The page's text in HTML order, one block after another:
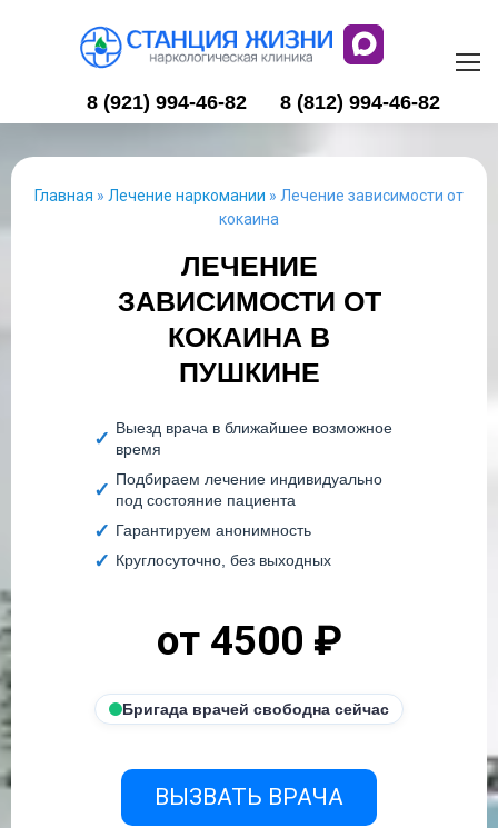
8 (921) 994-46-82 8 (812) 994-46-82
Главная » Лечение наркомании » Лечение зависимости от
кокаина
ЛЕЧЕНИЕ
ЗАВИСИМОСТИ ОТ
КОКАИНА В
ПУШКИНЕ
Выезд врача в ближайшее возможное
время
Подбираем лечение индивидуально
под состояние пациента
Гарантируем анонимность
Круглосуточно, без выходных
от 4500 ₽
Бригада врачей свободна сейчас
ВЫЗВАТЬ ВРАЧА